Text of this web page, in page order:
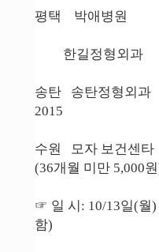
평택 박애병원
한길정형외과
송탄 송탄정형
2015
수원 모자
(36개월 미만 5,000
☞ 일 시: 10/13일(월)
함